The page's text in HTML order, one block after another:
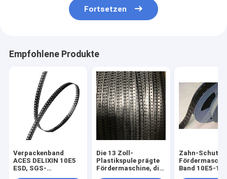
Fortsetzen
Empfohlene Produkte
Verpackenband
ACES DELIXIN 10E5
ESD, SGS-
Die 13 Zoll-
Plastikspule prägte
Fördermaschine, die
Zahn-Schutz-
Band 10E5-